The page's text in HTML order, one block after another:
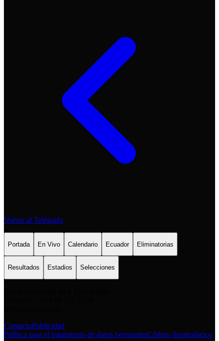
Volver al Telégrafo
Portada En Vivo Calendario Ecuador Eliminatorias
Resultados Estadios Selecciones
ContactoPublicidad
Política para el tratamiento de datos personalesCódigo deontológico